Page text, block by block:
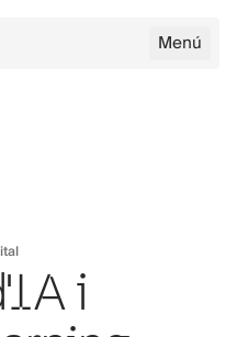
Menú
i